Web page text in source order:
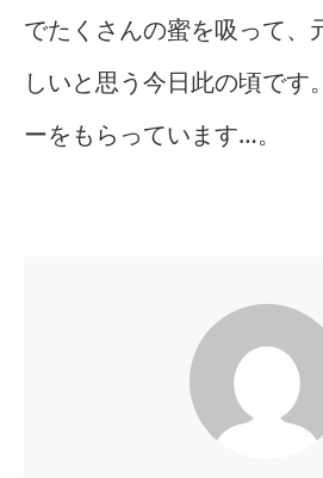
でたくさんの蜜を吸って、
しいと思う今日此の頃です
ーをもらっています…。